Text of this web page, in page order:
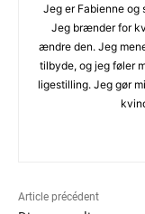
Jeg er Fabienne og
Jeg brænder for
ændre den. Jeg
tilbyde, og jeg føler
ligestilling. Jeg gør
Article précédent